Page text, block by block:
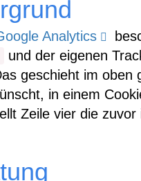
Analytics
und der eigenen
geschieht im oben
in einem
Zeile vier die